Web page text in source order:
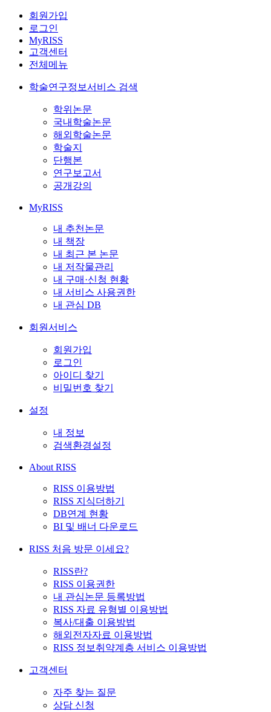
회원가입
로그인
MyRISS
고객센터
전체메뉴
학술연구정보서비스 검색
학위논문
국내학술논문
해외학술논문
학술지
단행본
연구보고서
공개강의
MyRISS
내 추천논문
내 책장
내 최근 본 논문
내 저작물관리
내 구매·신청 현황
내 서비스 사용권한
내 관심 DB
회원서비스
회원가입
로그인
아이디 찾기
비밀번호 찾기
설정
내 정보
검색환경설정
About RISS
RISS 이용방법
RISS 지식더하기
DB연계 현황
BI 및 배너 다운로드
RISS 처음 방문 이세요?
RISS란?
RISS 이용권한
내 관심논문 등록방법
RISS 자료 유형별 이용방법
복사/대출 이용방법
해외전자자료 이용방법
RISS 정보취약계층 서비스 이용방법
고객센터
자주 찾는 질문
상담 신청